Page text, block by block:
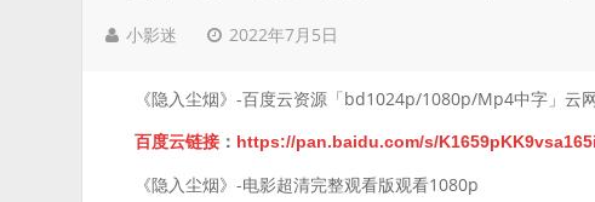
小影迷 2022年7月5日
《隐入尘烟》-百度云资源「bd1024p/1080p/Mp4中字」云
百度云链接 ： https://pan.baidu.com/s/
《隐入尘烟》-电影超清完整观看版观看1080p